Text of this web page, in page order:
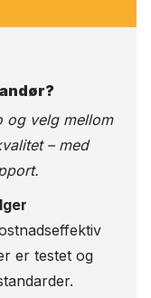
og velg mellom
– med
er testet og